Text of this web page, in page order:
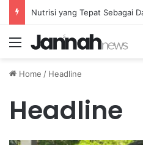
Menu
Home / Headline
Headline